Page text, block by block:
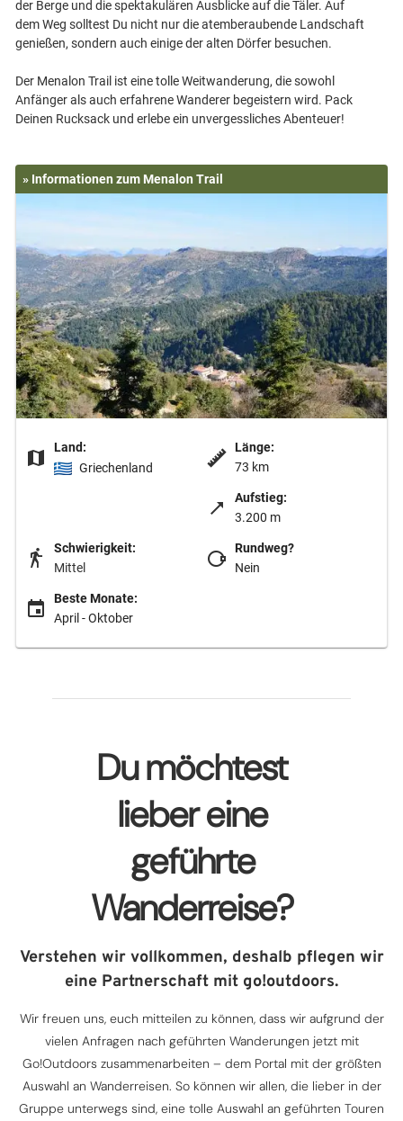
der Berge und die spektakulären Ausblicke auf die Täler. Auf
dem Weg solltest Du nicht nur die atemberaubende Landschaft
genießen, sondern auch einige der alten Dörfer besuchen.
Der Menalon Trail ist eine tolle Weitwanderung, die sowohl
Anfänger als auch erfahrene Wanderer begeistern wird. Pack
» Informationen zum Menalon Trail
Land:
Griechenland
Länge:
73 km
Aufstieg:
3.200 m
Schwierigkeit:
Mittel
Rundweg?
Nein
Beste Monate:
April - Oktober
Du möchtest
lieber eine
geführte
Wanderreise?
Verstehen wir vollkommen, deshalb pflegen wir
eine Partnerschaft mit go!outdoors.
Wir freuen uns, euch mitteilen zu können, dass wir aufgrund der
vielen Anfragen nach geführten Wanderungen jetzt mit
Go!Outdoors zusammenarbeiten – dem Portal mit der größten
Auswahl an Wanderreisen. So können wir allen, die lieber in der
Gruppe unterwegs sind, eine tolle Auswahl an geführten Touren